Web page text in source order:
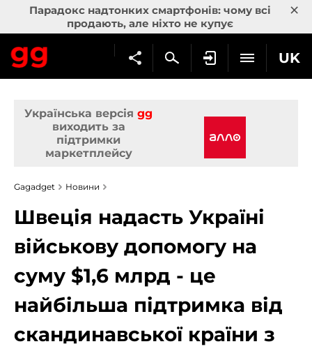
Парадокс надтонких смартфонів: чому всі
продають, але ніхто не купує
×
UK
Українська версія gg
виходить за
підтримки
маркетплейсу
Gagadget Новини
Швеція надасть Україні
військову допомогу на
суму $1,6 млрд - це
найбільша підтримка від
скандинавської країни з